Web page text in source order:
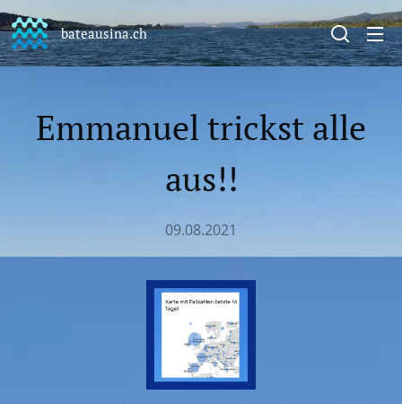
bateausina.ch
Emmanuel trickst alle
aus!!
09.08.2021